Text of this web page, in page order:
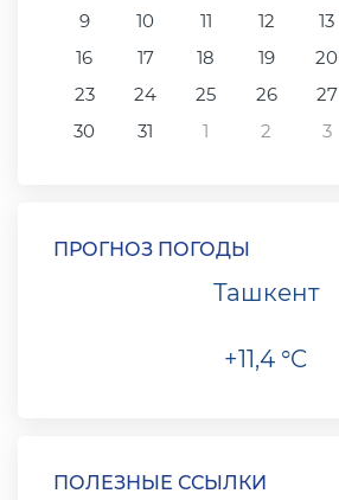
9
10 11 12 13
16
17 18 19 20
23
24 25 26 27
30
31 1 2 3
ПРОГНОЗ ПОГОДЫ
Ташкент
+11,4 °C
ПОЛЕЗНЫЕ ССЫЛКИ